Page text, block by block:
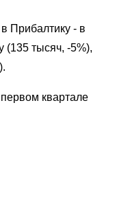
Прибалтику - в
(135 тысяч, -5%),
квартале